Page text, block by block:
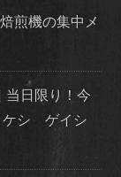
煎機の集中メ
当日限り！今
ケシ ゲイシ